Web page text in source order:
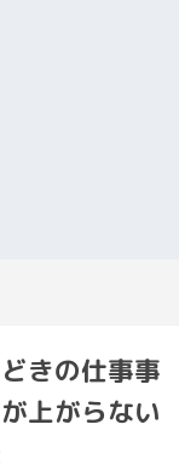
きの仕事事
上がらない